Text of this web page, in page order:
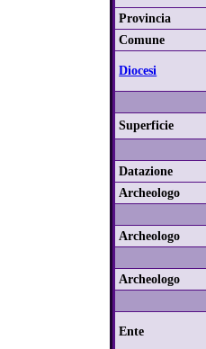
Provincia
Comune
Diocesi
Superficie
Datazione
Archeologo
Archeologo
Archeologo
Ente